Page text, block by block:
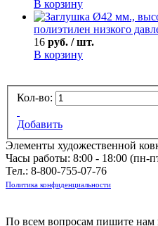
В корзину
полиэтилен низкого
16 руб. / шт.
В корзину
Кол-во:
Добавить
Элементы художественной
Часы работы: 8:00 - 18:00 (пн-
Тел.: 8-800-755-07-76
Политика конфиденциальности
По всем вопросам пишите нам